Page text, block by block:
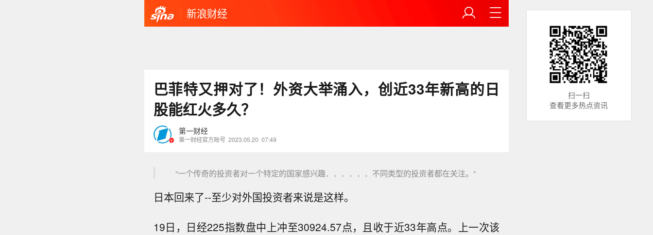
新浪财经
巴菲特又押对了！外资大举涌入，创近33年新高的日
股能红火多久？
第一财经
第一财经官方账号 2023.05.20 07:49
“一个传奇的投资者对一个特定的国家感兴趣．．．．．．不同类型的投资者都在关注。“
日本回来了--至少对外国投资者来说是这样。
19日，日经225指数盘中上冲至30924.57点，且收于近33年高点。上一次该
扫一扫
查看更多热点资讯